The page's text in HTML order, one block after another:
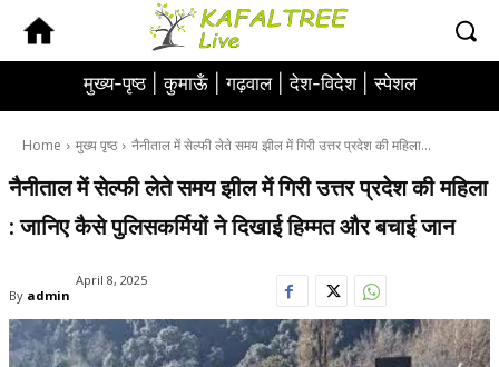
मुख्य-पृष्ठ |कुमाऊँ |गढ़वाल |देश-विदेश |स्पेशल
Home मुख्य पृष्ठ नैनीताल में सेल्फी लेते समय झील में गिरी उत्तर प्रदेश की महिला...
नैनीताल में सेल्फी लेते समय झील में गिरी उत्तर प्रदेश की महिला
: जानिए कैसे पुलिसकर्मियों ने दिखाई हिम्मत और बचाई जान
By admin
April 8, 2025